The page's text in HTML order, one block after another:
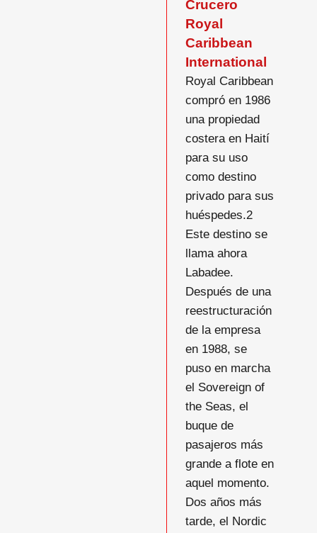
Crucero
Royal
Caribbean
International
Royal Caribbean
compró en 1986
una propiedad
costera en Haití
para su uso
como destino
privado para sus
huéspedes.2​
Este destino se
llama ahora
Labadee.
Después de una
reestructuración
de la empresa
en 1988, se
puso en marcha
el Sovereign of
the Seas, el
buque de
pasajeros más
grande a flote en
aquel momento.
Dos años más
tarde, el Nordic